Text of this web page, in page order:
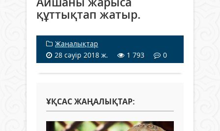
құттықтап жатыр.
Жаңалықтар
28 сәуір 2018 ж.
1 793 0
ҰҚСАС ЖАҢАЛЫҚТАР: